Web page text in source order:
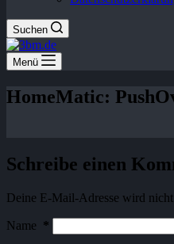
Suchen
Menü
HomeMatic:
Schreibe einen
Deine E-Mail-Adresse wird
Name *